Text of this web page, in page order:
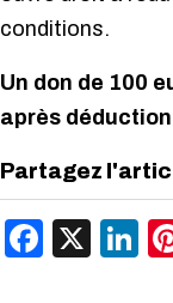
conditions.
Un don de 100
après
Partagez
X